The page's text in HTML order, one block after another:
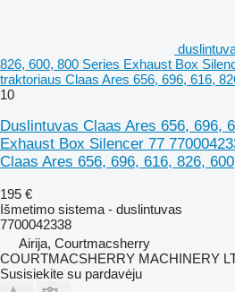
826, 600, 800 Series Exhaust Box
traktoriaus Claas Ares 656, 696, 616,
10
Duslintuvas Claas Ares 656, 696,
Exhaust Box Silencer 77
Claas Ares 656, 696, 616, 826,
195 €
Išmetimo sistema - duslintuvas
7700042338
Airija, Courtmacsherry
COURTMACSHERRY MACHINERY
Susisiekite su pardavėju